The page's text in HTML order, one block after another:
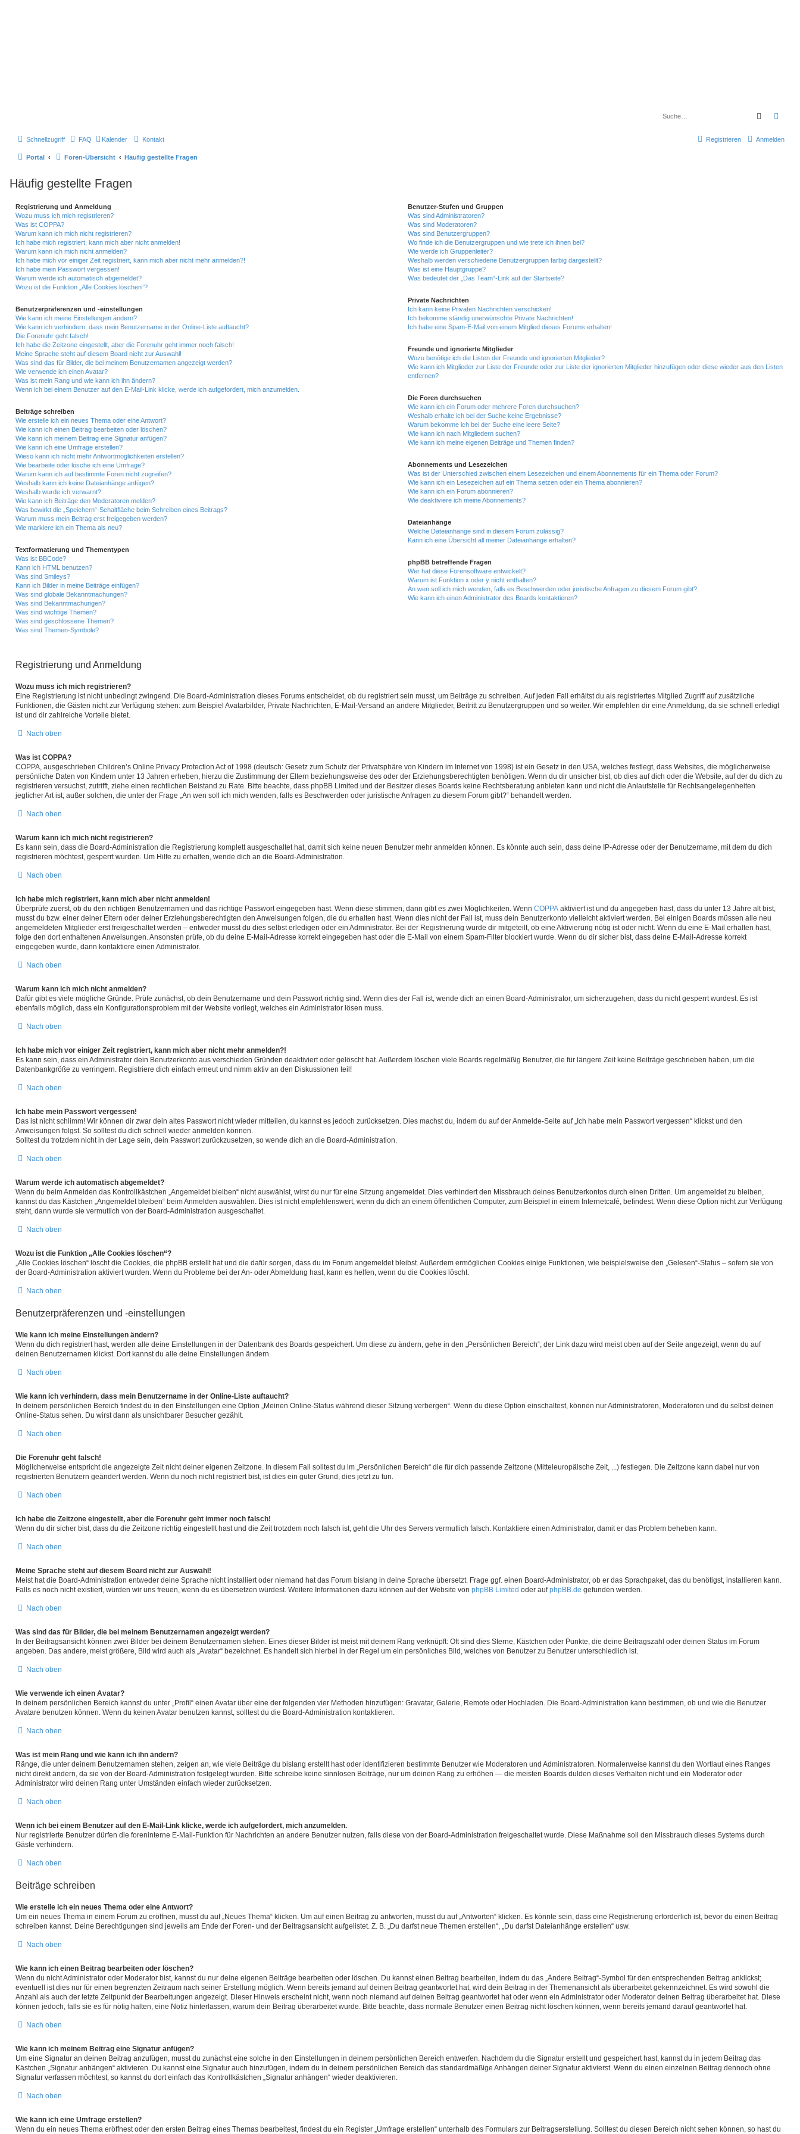
Suche
Schnellzugriff FAQ Kalender Kontakt Anmelden
Registrieren
Portal Foren-Übersicht Häufig gestellte Fragen
Häufig gestellte Fragen
Registrierung und Anmeldung
Wozu muss ich mich registrieren?
Was ist COPPA?
Warum kann ich mich nicht registrieren?
Ich habe mich registriert, kann mich aber nicht anmelden!
Warum kann ich mich nicht anmelden?
Ich habe mich vor einiger Zeit registriert, kann mich aber nicht mehr anmelden?!
Ich habe mein Passwort vergessen!
Warum werde ich automatisch abgemeldet?
Wozu ist die Funktion „Alle Cookies löschen“?
Benutzerpräferenzen und -einstellungen
Wie kann ich meine Einstellungen ändern?
Wie kann ich verhindern, dass mein Benutzername in der Online-Liste auftaucht?
Die Forenuhr geht falsch!
Ich habe die Zeitzone eingestellt, aber die Forenuhr geht immer noch falsch!
Meine Sprache steht auf diesem Board nicht zur Auswahl!
Was sind das für Bilder, die bei meinem Benutzernamen angezeigt werden?
Wie verwende ich einen Avatar?
Was ist mein Rang und wie kann ich ihn ändern?
Wenn ich bei einem Benutzer auf den E-Mail-Link klicke, werde ich aufgefordert, mich anzumelden.
Beiträge schreiben
Wie erstelle ich ein neues Thema oder eine Antwort?
Wie kann ich einen Beitrag bearbeiten oder löschen?
Wie kann ich meinem Beitrag eine Signatur anfügen?
Wie kann ich eine Umfrage erstellen?
Wieso kann ich nicht mehr Antwortmöglichkeiten erstellen?
Wie bearbeite oder lösche ich eine Umfrage?
Warum kann ich auf bestimmte Foren nicht zugreifen?
Weshalb kann ich keine Dateianhänge anfügen?
Weshalb wurde ich verwarnt?
Wie kann ich Beiträge den Moderatoren melden?
Was bewirkt die „Speichern“-Schaltfläche beim Schreiben eines Beitrags?
Warum muss mein Beitrag erst freigegeben werden?
Wie markiere ich ein Thema als neu?
Textformatierung und Thementypen
Was ist BBCode?
Kann ich HTML benutzen?
Was sind Smileys?
Kann ich Bilder in meine Beiträge einfügen?
Was sind globale Bekanntmachungen?
Was sind Bekanntmachungen?
Was sind wichtige Themen?
Was sind geschlossene Themen?
Was sind Themen-Symbole?
Benutzer-Stufen und Gruppen
Was sind Administratoren?
Was sind Moderatoren?
Was sind Benutzergruppen?
Wo finde ich die Benutzergruppen und wie trete ich ihnen bei?
Wie werde ich Gruppenleiter?
Weshalb werden verschiedene Benutzergruppen farbig dargestellt?
Was ist eine Hauptgruppe?
Was bedeutet der „Das Team“-Link auf der Startseite?
Private Nachrichten
Ich kann keine Privaten Nachrichten verschicken!
Ich bekomme ständig unerwünschte Private Nachrichten!
Ich habe eine Spam-E-Mail von einem Mitglied dieses Forums erhalten!
Freunde und ignorierte Mitglieder
Wozu benötige ich die Listen der Freunde und ignorierten Mitglieder?
Wie kann ich Mitglieder zur Liste der Freunde oder zur Liste der ignorierten Mitglieder hinzufügen oder diese wieder aus den Listen
entfernen?
Die Foren durchsuchen
Wie kann ich ein Forum oder mehrere Foren durchsuchen?
Weshalb erhalte ich bei der Suche keine Ergebnisse?
Warum bekomme ich bei der Suche eine leere Seite?
Wie kann ich nach Mitgliedern suchen?
Wie kann ich meine eigenen Beiträge und Themen finden?
Abonnements und Lesezeichen
Was ist der Unterschied zwischen einem Lesezeichen und einem Abonnements für ein Thema oder Forum?
Wie kann ich ein Lesezeichen auf ein Thema setzen oder ein Thema abonnieren?
Wie kann ich ein Forum abonnieren?
Wie deaktiviere ich meine Abonnements?
Dateianhänge
Welche Dateianhänge sind in diesem Forum zulässig?
Kann ich eine Übersicht all meiner Dateianhänge erhalten?
phpBB betreffende Fragen
Wer hat diese Forensoftware entwickelt?
Warum ist Funktion x oder y nicht enthalten?
An wen soll ich mich wenden, falls es Beschwerden oder juristische Anfragen zu diesem Forum gibt?
Wie kann ich einen Administrator des Boards kontaktieren?
Registrierung und Anmeldung
Wozu muss ich mich registrieren?
Eine Registrierung ist nicht unbedingt zwingend. Die Board-Administration dieses Forums entscheidet, ob du registriert sein musst, um Beiträge zu schreiben. Auf jeden Fall erhältst du als registriertes Mitglied Zugriff auf zusätzliche
Funktionen, die Gästen nicht zur Verfügung stehen: zum Beispiel Avatarbilder, Private Nachrichten, E-Mail-Versand an andere Mitglieder, Beitritt zu Benutzergruppen und so weiter. Wir empfehlen dir eine Anmeldung, da sie schnell erledigt
ist und dir zahlreiche Vorteile bietet.
Nach oben
Was ist COPPA?
COPPA, ausgeschrieben Children’s Online Privacy Protection Act of 1998 (deutsch: Gesetz zum Schutz der Privatsphäre von Kindern im Internet von 1998) ist ein Gesetz in den USA, welches festlegt, dass Websites, die möglicherweise
persönliche Daten von Kindern unter 13 Jahren erheben, hierzu die Zustimmung der Eltern beziehungsweise des oder der Erziehungsberechtigten benötigen. Wenn du dir unsicher bist, ob dies auf dich oder die Website, auf der du dich zu
registrieren versuchst, zutrifft, ziehe einen rechtlichen Beistand zu Rate. Bitte beachte, dass phpBB Limited und der Besitzer dieses Boards keine Rechtsberatung anbieten kann und nicht die Anlaufstelle für Rechtsangelegenheiten
jeglicher Art ist; außer solchen, die unter der Frage „An wen soll ich mich wenden, falls es Beschwerden oder juristische Anfragen zu diesem Forum gibt?“ behandelt werden.
Nach oben
Warum kann ich mich nicht registrieren?
Es kann sein, dass die Board-Administration die Registrierung komplett ausgeschaltet hat, damit sich keine neuen Benutzer mehr anmelden können. Es könnte auch sein, dass deine IP-Adresse oder der Benutzername, mit dem du dich
registrieren möchtest, gesperrt wurden. Um Hilfe zu erhalten, wende dich an die Board-Administration.
Nach oben
Ich habe mich registriert, kann mich aber nicht anmelden!
Überprüfe zuerst, ob du den richtigen Benutzernamen und das richtige Passwort eingegeben hast. Wenn diese stimmen, dann gibt es zwei Möglichkeiten. Wenn COPPA aktiviert ist und du angegeben hast, dass du unter 13 Jahre alt bist,
musst du bzw. einer deiner Eltern oder deiner Erziehungsberechtigten den Anweisungen folgen, die du erhalten hast. Wenn dies nicht der Fall ist, muss dein Benutzerkonto vielleicht aktiviert werden. Bei einigen Boards müssen alle neu
angemeldeten Mitglieder erst freigeschaltet werden – entweder musst du dies selbst erledigen oder ein Administrator. Bei der Registrierung wurde dir mitgeteilt, ob eine Aktivierung nötig ist oder nicht. Wenn du eine E-Mail erhalten hast,
folge den dort enthaltenen Anweisungen. Ansonsten prüfe, ob du deine E-Mail-Adresse korrekt eingegeben hast oder die E-Mail von einem Spam-Filter blockiert wurde. Wenn du dir sicher bist, dass deine E-Mail-Adresse korrekt
eingegeben wurde, dann kontaktiere einen Administrator.
Nach oben
Warum kann ich mich nicht anmelden?
Dafür gibt es viele mögliche Gründe. Prüfe zunächst, ob dein Benutzername und dein Passwort richtig sind. Wenn dies der Fall ist, wende dich an einen Board-Administrator, um sicherzugehen, dass du nicht gesperrt wurdest. Es ist
ebenfalls möglich, dass ein Konfigurationsproblem mit der Website vorliegt, welches ein Administrator lösen muss.
Nach oben
Ich habe mich vor einiger Zeit registriert, kann mich aber nicht mehr anmelden?!
Es kann sein, dass ein Administrator dein Benutzerkonto aus verschieden Gründen deaktiviert oder gelöscht hat. Außerdem löschen viele Boards regelmäßig Benutzer, die für längere Zeit keine Beiträge geschrieben haben, um die
Datenbankgröße zu verringern. Registriere dich einfach erneut und nimm aktiv an den Diskussionen teil!
Nach oben
Ich habe mein Passwort vergessen!
Das ist nicht schlimm! Wir können dir zwar dein altes Passwort nicht wieder mitteilen, du kannst es jedoch zurücksetzen. Dies machst du, indem du auf der Anmelde-Seite auf „Ich habe mein Passwort vergessen“ klickst und den
Anweisungen folgst. So solltest du dich schnell wieder anmelden können.
Solltest du trotzdem nicht in der Lage sein, dein Passwort zurückzusetzen, so wende dich an die Board-Administration.
Nach oben
Warum werde ich automatisch abgemeldet?
Wenn du beim Anmelden das Kontrollkästchen „Angemeldet bleiben“ nicht auswählst, wirst du nur für eine Sitzung angemeldet. Dies verhindert den Missbrauch deines Benutzerkontos durch einen Dritten. Um angemeldet zu bleiben,
kannst du das Kästchen „Angemeldet bleiben“ beim Anmelden auswählen. Dies ist nicht empfehlenswert, wenn du dich an einem öffentlichen Computer, zum Beispiel in einem Internetcafé, befindest. Wenn diese Option nicht zur Verfügung
steht, dann wurde sie vermutlich von der Board-Administration ausgeschaltet.
Nach oben
Wozu ist die Funktion „Alle Cookies löschen“?
„Alle Cookies löschen“ löscht die Cookies, die phpBB erstellt hat und die dafür sorgen, dass du im Forum angemeldet bleibst. Außerdem ermöglichen Cookies einige Funktionen, wie beispielsweise den „Gelesen“-Status – sofern sie von
der Board-Administration aktiviert wurden. Wenn du Probleme bei der An- oder Abmeldung hast, kann es helfen, wenn du die Cookies löscht.
Nach oben
Benutzerpräferenzen und -einstellungen
Wie kann ich meine Einstellungen ändern?
Wenn du dich registriert hast, werden alle deine Einstellungen in der Datenbank des Boards gespeichert. Um diese zu ändern, gehe in den „Persönlichen Bereich“; der Link dazu wird meist oben auf der Seite angezeigt, wenn du auf
deinen Benutzernamen klickst. Dort kannst du alle deine Einstellungen ändern.
Nach oben
Wie kann ich verhindern, dass mein Benutzername in der Online-Liste auftaucht?
In deinem persönlichen Bereich findest du in den Einstellungen eine Option „Meinen Online-Status während dieser Sitzung verbergen“. Wenn du diese Option einschaltest, können nur Administratoren, Moderatoren und du selbst deinen
Online-Status sehen. Du wirst dann als unsichtbarer Besucher gezählt.
Nach oben
Die Forenuhr geht falsch!
Möglicherweise entspricht die angezeigte Zeit nicht deiner eigenen Zeitzone. In diesem Fall solltest du im „Persönlichen Bereich“ die für dich passende Zeitzone (Mitteleuropäische Zeit, ...) festlegen. Die Zeitzone kann dabei nur von
registrierten Benutzern geändert werden. Wenn du noch nicht registriert bist, ist dies ein guter Grund, dies jetzt zu tun.
Nach oben
Ich habe die Zeitzone eingestellt, aber die Forenuhr geht immer noch falsch!
Wenn du dir sicher bist, dass du die Zeitzone richtig eingestellt hast und die Zeit trotzdem noch falsch ist, geht die Uhr des Servers vermutlich falsch. Kontaktiere einen Administrator, damit er das Problem beheben kann.
Nach oben
Meine Sprache steht auf diesem Board nicht zur Auswahl!
Meist hat die Board-Administration entweder deine Sprache nicht installiert oder niemand hat das Forum bislang in deine Sprache übersetzt. Frage ggf. einen Board-Administrator, ob er das Sprachpaket, das du benötigst, installieren kann.
Falls es noch nicht existiert, würden wir uns freuen, wenn du es übersetzen würdest. Weitere Informationen dazu können auf der Website von phpBB Limited oder aufphpBB.de gefunden werden.
Nach oben
Was sind das für Bilder, die bei meinem Benutzernamen angezeigt werden?
In der Beitragsansicht können zwei Bilder bei deinem Benutzernamen stehen. Eines dieser Bilder ist meist mit deinem Rang verknüpft: Oft sind dies Sterne, Kästchen oder Punkte, die deine Beitragszahl oder deinen Status im Forum
angeben. Das andere, meist größere, Bild wird auch als „Avatar“ bezeichnet. Es handelt sich hierbei in der Regel um ein persönliches Bild, welches von Benutzer zu Benutzer unterschiedlich ist.
Nach oben
Wie verwende ich einen Avatar?
In deinem persönlichen Bereich kannst du unter „Profil“ einen Avatar über eine der folgenden vier Methoden hinzufügen: Gravatar, Galerie, Remote oder Hochladen. Die Board-Administration kann bestimmen, ob und wie die Benutzer
Avatare benutzen können. Wenn du keinen Avatar benutzen kannst, solltest du die Board-Administration kontaktieren.
Nach oben
Was ist mein Rang und wie kann ich ihn ändern?
Ränge, die unter deinem Benutzernamen stehen, zeigen an, wie viele Beiträge du bislang erstellt hast oder identifizieren bestimmte Benutzer wie Moderatoren und Administratoren. Normalerweise kannst du den Wortlaut eines Ranges
nicht direkt ändern, da sie von der Board-Administration festgelegt wurden. Bitte schreibe keine sinnlosen Beiträge, nur um deinen Rang zu erhöhen — die meisten Boards dulden dieses Verhalten nicht und ein Moderator oder
Administrator wird deinen Rang unter Umständen einfach wieder zurücksetzen.
Nach oben
Wenn ich bei einem Benutzer auf den E-Mail-Link klicke, werde ich aufgefordert, mich anzumelden.
Nur registrierte Benutzer dürfen die foreninterne E-Mail-Funktion für Nachrichten an andere Benutzer nutzen, falls diese von der Board-Administration freigeschaltet wurde. Diese Maßnahme soll den Missbrauch dieses Systems durch
Gäste verhindern.
Nach oben
Beiträge schreiben
Wie erstelle ich ein neues Thema oder eine Antwort?
Um ein neues Thema in einem Forum zu eröffnen, musst du auf „Neues Thema“ klicken. Um auf einen Beitrag zu antworten, musst du auf „Antworten“ klicken. Es könnte sein, dass eine Registrierung erforderlich ist, bevor du einen Beitrag
schreiben kannst. Deine Berechtigungen sind jeweils am Ende der Foren- und der Beitragsansicht aufgelistet. Z. B. „Du darfst neue Themen erstellen“, „Du darfst Dateianhänge erstellen“ usw.
Nach oben
Wie kann ich einen Beitrag bearbeiten oder löschen?
Wenn du nicht Administrator oder Moderator bist, kannst du nur deine eigenen Beiträge bearbeiten oder löschen. Du kannst einen Beitrag bearbeiten, indem du das „Ändere Beitrag“-Symbol für den entsprechenden Beitrag anklickst;
eventuell ist dies nur für einen begrenzten Zeitraum nach seiner Erstellung möglich. Wenn bereits jemand auf deinen Beitrag geantwortet hat, wird dein Beitrag in der Themenansicht als überarbeitet gekennzeichnet. Es wird sowohl die
Anzahl als auch der letzte Zeitpunkt der Bearbeitungen angezeigt. Dieser Hinweis erscheint nicht, wenn noch niemand auf deinen Beitrag geantwortet hat oder wenn ein Administrator oder Moderator deinen Beitrag überarbeitet hat. Diese
können jedoch, falls sie es für nötig halten, eine Notiz hinterlassen, warum dein Beitrag überarbeitet wurde. Bitte beachte, dass normale Benutzer einen Beitrag nicht löschen können, wenn bereits jemand darauf geantwortet hat.
Nach oben
Wie kann ich meinem Beitrag eine Signatur anfügen?
Um eine Signatur an deinen Beitrag anzufügen, musst du zunächst eine solche in den Einstellungen in deinem persönlichen Bereich entwerfen. Nachdem du die Signatur erstellt und gespeichert hast, kannst du in jedem Beitrag das
Kästchen „Signatur anhängen“ aktivieren. Du kannst eine Signatur auch hinzufügen, indem du in deinem persönlichen Bereich das standardmäßige Anhängen deiner Signatur aktivierst. Wenn du einen einzelnen Beitrag dennoch ohne
Signatur verfassen möchtest, so kannst du dort einfach das Kontrollkästchen „Signatur anhängen“ wieder deaktivieren.
Nach oben
Wie kann ich eine Umfrage erstellen?
Wenn du ein neues Thema eröffnest oder den ersten Beitrag eines Themas bearbeitest, findest du ein Register „Umfrage erstellen“ unterhalb des Formulars zur Beitragserstellung. Solltest du diesen Bereich nicht sehen können, so hast du